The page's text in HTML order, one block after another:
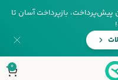
بازپرداخت آسان تا
0